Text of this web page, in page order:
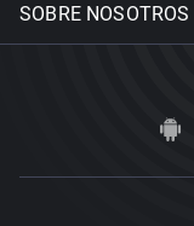
SOBRE NOSOTROS